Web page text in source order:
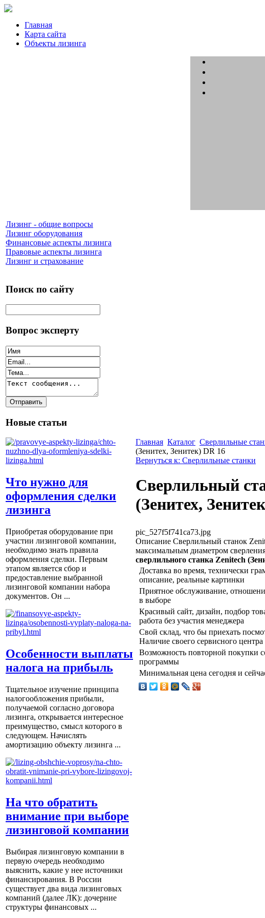
Главная
Карта сайта
Объекты лизинга
Лизинг - общие вопросы
Лизинг оборудования
Финансовые аспекты лизинга
Правовые аспекты лизинга
Лизинг и страхование
Поиск по сайту
Вопрос эксперту
Новые статьи
Что нужно для
оформления сделки
лизинга
Приобретая оборудование при
участии лизинговой компании,
необходимо знать правила
оформления сделки. Первым
этапом является сбор и
предоставление выбранной
лизинговой компании набора
документов. Он ...
Особенности выплаты
налога на прибыль
Тщательное изучение принципа
налогообложения прибыли,
получаемой согласно договора
лизинга, открывается интересное
преимущество, смысл которого в
следующем. Начислять
амортизацию объекту лизинга ...
На что обратить
внимание при выборе
лизинговой компании
Выбирая лизинговую компании в
первую очередь необходимо
выяснить, какие у нее источники
финансирования. В России
существует два вида лизинговых
компаний (далее ЛК): дочерние
структуры финансовых ...
Главная Каталог Сверлильные
(Зенитех, Зенитек) DR 16
Вернуться к: Сверлильные станки
Сверлильный
(Зенитех,
pic_527f5f741ca73.jpg
Описание Сверлильный станок
максимальным диаметром
сверлильного станка Zenitech
Доставка во время, технически
описание, реальные картинки
Приятное обслуживание,
в выборе
Красивый сайт, дизайн, подбор
работа без участия менеджера
Свой склад, что бы приехать
Наличие своего сервисного центра
Возможность повторной покупки
программы
Минимальная цена сегодня и